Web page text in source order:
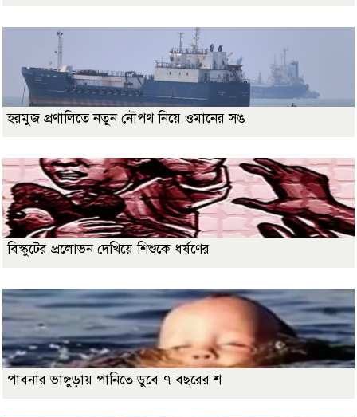
হরমুজ প্রণালিতে নতুন নৌপথ নিয়ে ওমানের সঙ
বিস্কুটের প্রলোভন দেখিয়ে শিশুকে ধর্ষণের
পাবনার ভাঙ্গুড়ায় পানিতে ডুবে ৭ বছরের শ